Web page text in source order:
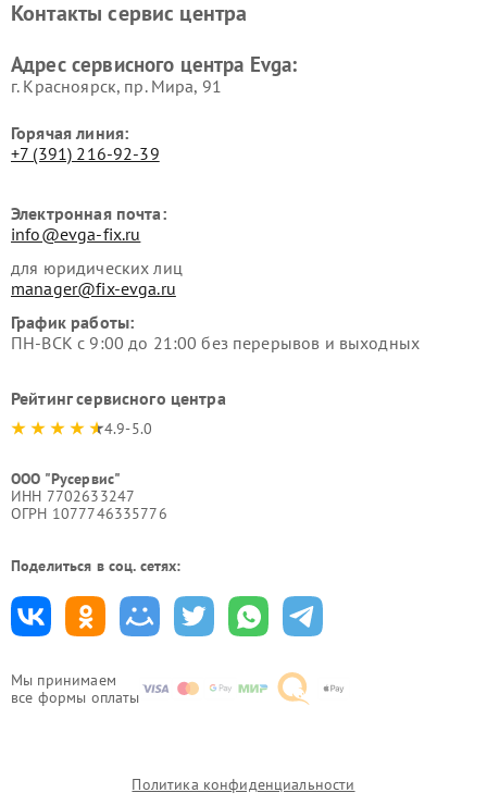
Мы принимаем
все формы оплаты
Контакты сервис центра
Адрес сервисного центра Evga:
г. Красноярск, ​пр. Мира, 91
Горячая линия:
+7 (391) 216-92-39
Электронная почта:
info@evga-fix.ru
для юридических лиц
manager@fix-evga.ru
График работы:
ПН-ВСК с 9:00 до 21:00 без перерывов и выходных
Рейтинг сервисного центра
4.9-5.0
ООО "Русервис"
ИНН 7702633247
ОГРН 1077746335776
Поделиться в соц. сетях:
Политика конфиденциальности